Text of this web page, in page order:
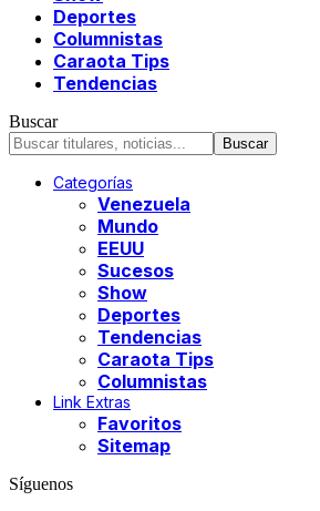
Deportes
Columnistas
Caraota Tips
Tendencias
Buscar
Categorías
Venezuela
Mundo
EEUU
Sucesos
Show
Deportes
Tendencias
Caraota Tips
Columnistas
Link Extras
Favoritos
Sitemap
Síguenos